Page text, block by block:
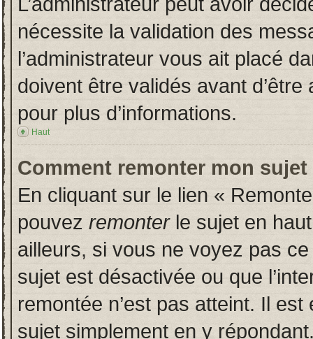
nécessite la validation des
l’administrateur vous ait placé
doivent être validés avant
pour plus d’informations.
Haut
Comment remonter mon sujet
En cliquant sur le lien «
pouvez remonterle sujet en
ailleurs, si vous ne voyez pas
sujet est désactivée ou que
remontée n’est pas atteint. Il
sujet simplement en y